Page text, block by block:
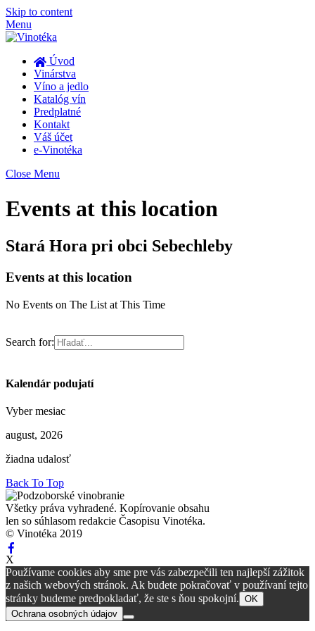
Skip to content
Menu
Úvod
Vinárstva
Víno a jedlo
Katalóg vín
Predplatné
Kontakt
Váš účet
e-Vinotéka
Close Menu
Events at this location
Stará Hora pri obci Sebechleby
Events at this location
No Events on The List at This Time
Search for:
Kalendár podujatí
Vyber mesiac
august, 2026
žiadna udalosť
Back To Top
Všetky práva vyhradené. Kopírovanie obsahu
len so súhlasom redakcie Časopisu Vinotéka.
© Vinotéka 2019
X
Používame cookies aby sme pre vás zabezpečili ten najlepší zážitok
z našich webových stránok. Ak budete pokračovať v používaní tejto
stránky budeme predpokladať, že ste s ňou spokojní. OK
Ochrana osobných údajov